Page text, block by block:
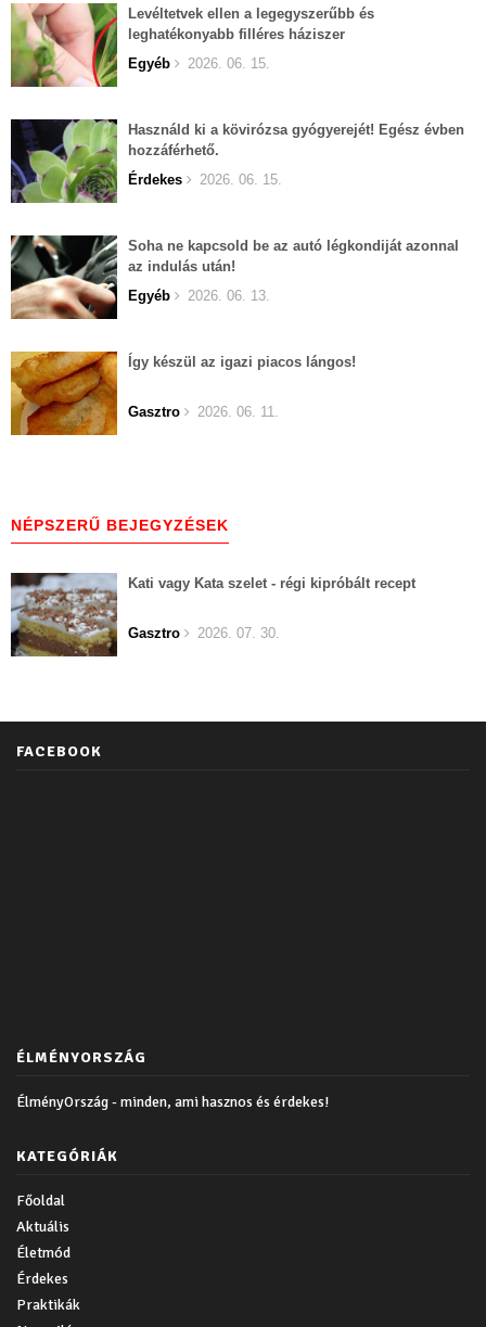
Levéltetvek ellen a legegyszerűbb és
leghatékonyabb filléres háziszer
Egyéb
2026. 06. 15.
Használd ki a kövirózsa gyógyerejét! Egész évben
hozzáférhető.
Érdekes
2026. 06. 15.
Soha ne kapcsold be az autó légkondiját azonnal
az indulás után!
Egyéb
2026. 06. 13.
Így készül az igazi piacos lángos!
Gasztro 2026. 06. 11.
NÉPSZERŰ BEJEGYZÉSEK
Kati vagy Kata szelet - régi kipróbált recept
Gasztro 2026. 07. 30.
FACEBOOK
ÉLMÉNYORSZÁG
ÉlményOrszág - minden, ami hasznos és érdekes!
KATEGÓRIÁK
Főoldal
Aktuális
Életmód
Érdekes
Praktikák